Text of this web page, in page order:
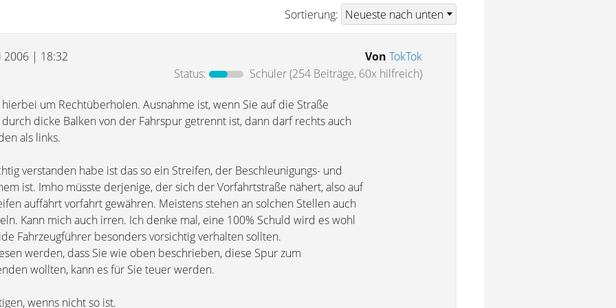
Sortierung:
2006 | 18:32 Von TokTok
Status:
Schüler(254 Beiträge, 60x hilfreich)
um Rechtüberholen. Ausnahme ist, wenn Sie auf die Straße
dicke Balken von der Fahrspur getrennt ist, dann darf rechts auch
als links.
verstanden habe ist das so ein Streifen, der Beschleunigungs- und
ist. Imho müsste derjenige, der sich der Vorfahrtstraße nähert, also auf
auffährt vorfahrt gewähren. Meistens stehen an solchen Stellen auch
Kann mich auch irren. Ich denke mal, eine 100% Schuld wird es wohl
Fahrzeugführer besonders vorsichtig verhalten sollten.
werden, dass Sie wie oben beschrieben, diese Spur zum
wollten, kann es für Sie teuer werden.
wenns nicht so ist.